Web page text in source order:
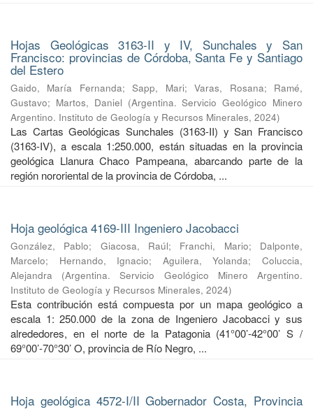
Hojas Geológicas 3163-II y IV, Sunchales y San
Francisco: provincias de Córdoba, Santa Fe y Santiago
del Estero
Gaido, María Fernanda;Sapp, Mari;Varas, Rosana; Ramé,
Gustavo; Martos, Daniel (Argentina. Servicio Geológico Minero
Argentino. Instituto de Geología y Recursos Minerales, 2024)
Las Cartas Geológicas Sunchales (3163-II) y San Francisco
(3163-IV), a escala 1:250.000, están situadas en la provincia
geológica Llanura Chaco Pampeana, abarcando parte de la
región nororiental de la provincia de Córdoba, ...
Hoja geológica 4169-III Ingeniero Jacobacci
González, Pablo; Giacosa, Raúl; Franchi, Mario; Dalponte,
Marcelo; Hernando, Ignacio; Aguilera, Yolanda;Coluccia,
Alejandra
(Argentina. Servicio Geológico Minero Argentino.
Instituto de Geología y Recursos Minerales, 2024)
Esta contribución está compuesta por un mapa geológico a
escala 1: 250.000 de la zona de Ingeniero Jacobacci y sus
alrededores, en el norte de la Patagonia (41°00’-42°00’ S /
69°00’-70°30’ O, provincia de Río Negro, ...
Hoja geológica 4572-I/II Gobernador Costa, Provincia